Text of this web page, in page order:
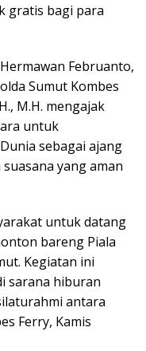
gratis bagi para
Februanto,
Sumut Kombes
M.H. mengajak
untuk
sebagai ajang
yang aman
untuk datang
bareng Piala
Kegiatan ini
sarana hiburan
antara
Ferry, Kamis